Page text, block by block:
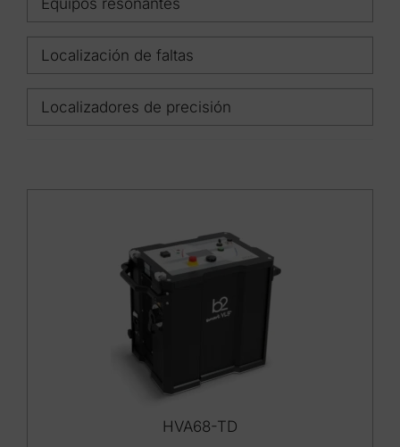
Equipos resonantes
Localización de faltas
Localizadores de precisión
HVA68-TD